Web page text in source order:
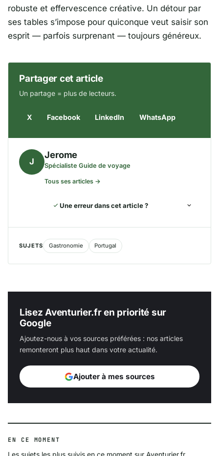
robuste et effervescence créative. Un détour par
ses tables s’impose pour quiconque veut saisir son
esprit — parfois surprenant — toujours généreux.
Partager cet article
Un partage = plus de lecteurs.
X Facebook LinkedIn WhatsApp
J
Jerome
Spécialiste Guide de voyage
Tous ses articles →
Une erreur dans cet article ?
SUJETS Gastronomie Portugal
Lisez Aventurier.fr en priorité sur
Google
Ajoutez-nous à vos sources préférées : nos articles
remonteront plus haut dans votre actualité.
Ajouter à mes sources
EN CE MOMENT